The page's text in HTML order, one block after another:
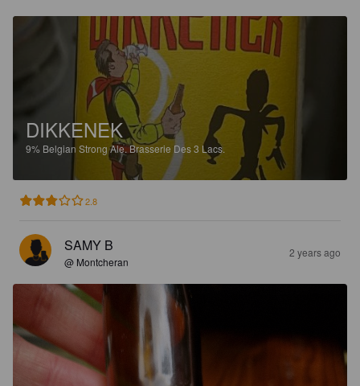
DIKKENEK
9% Belgian Strong Ale.Brasserie Des 3 Lacs.
2.8
SAMY B
@ Montcheran
2 years ago